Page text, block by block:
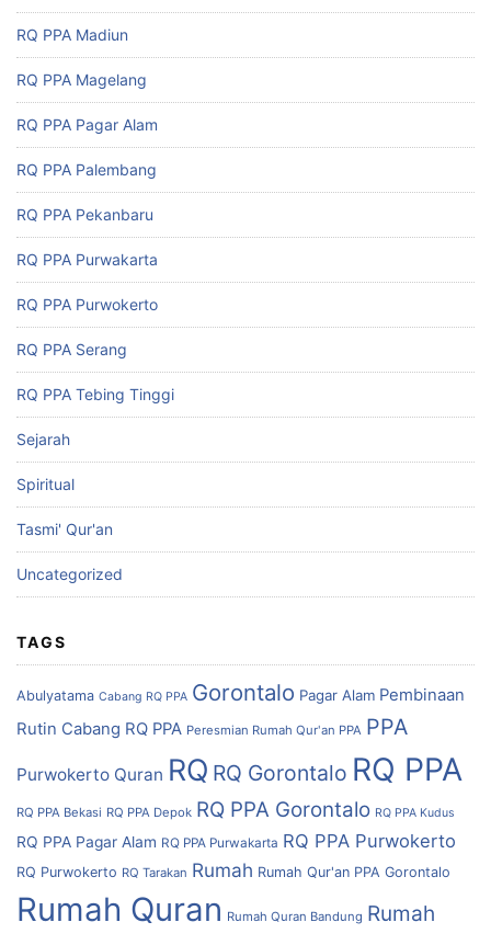
RQ PPA Madiun
RQ PPA Magelang
RQ PPA Pagar Alam
RQ PPA Palembang
RQ PPA Pekanbaru
RQ PPA Purwakarta
RQ PPA Purwokerto
RQ PPA Serang
RQ PPA Tebing Tinggi
Sejarah
Spiritual
Tasmi' Qur'an
Uncategorized
TAGS
Abulyatama Cabang RQ PPA Gorontalo Pagar Alam Pembinaan
Rutin Cabang RQ PPA Peresmian Rumah Qur'an PPA PPA
Purwokerto Quran RQ RQ Gorontalo RQ PPA
RQ PPA Bekasi RQ PPA Depok RQ PPA Gorontalo RQ PPA Kudus
RQ PPA Pagar Alam RQ PPA Purwakarta RQ PPA Purwokerto
RQ Purwokerto RQ Tarakan Rumah Rumah Qur'an PPA Gorontalo
Rumah Quran Rumah Quran Bandung Rumah